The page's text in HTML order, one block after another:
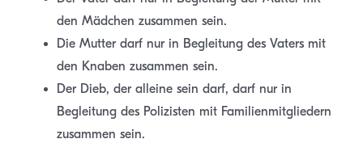
den Mädchen zusammen sein.
Die Mutter darf nur in Begleitung des Vaters mit
den Knaben zusammen sein.
Der Dieb, der alleine sein darf, darf nur in
Begleitung des Polizisten mit Familienmitgliedern
zusammen sein.